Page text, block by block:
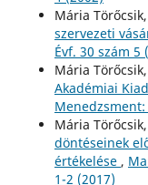
Mária Törőcsik,
szervezeti
Évf. 30 szám 5
Mária Törőcsik,
Akadémiai
Menedzsment:
Mária Törőcsik,
döntéseinek
értékelése ,
1-2 (2017)